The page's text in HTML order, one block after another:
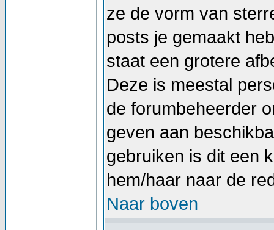
ze de vorm van
posts je gemaakt
staat een grotere
Deze is meestal
de forumbeheerder
geven aan
gebruiken is dit een
hem/haar naar de
Naar boven